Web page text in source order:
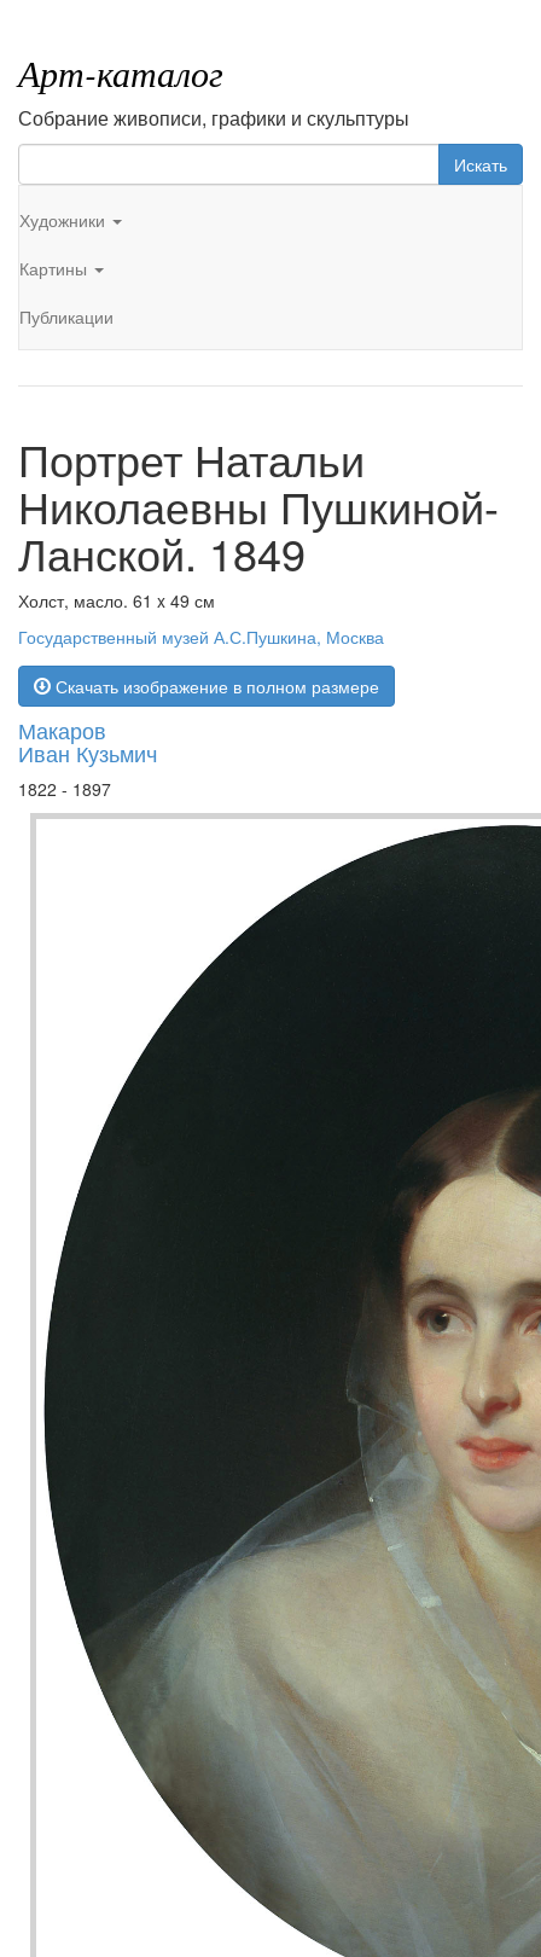
Арт-каталог
Собрание живописи, графики и скульптуры
Искать
Художники
Картины
Публикации
Портрет Натальи
Николаевны Пушкиной-
Ланской. 1849
Холст, масло. 61 x 49 см
Государственный музей А.С.Пушкина, Москва
Скачать изображение в полном размере
Макаров
Иван Кузьмич
1822 - 1897